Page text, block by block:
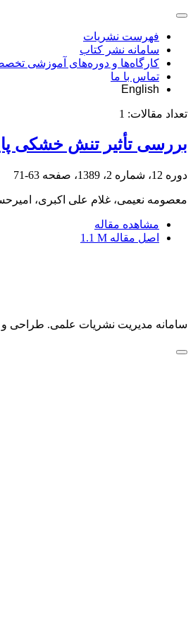
فهرست نشریات
سامانه نشر کتاب
کارگاه‌ها و دوره‌های آموزشی
تماس با ما
English
تعداد مقالات: 1
بررسی تأثیر تنش خشکی
دوره 12، شماره 2، 1389، صفحه 63-71
معصومه نعیمی، غلام علی اکبری،
مشاهده مقاله
اصل مقاله 1.1 M
سامانه مدیریت نشریات علمی. طراحی و